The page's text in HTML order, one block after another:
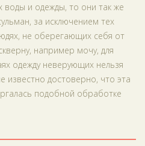
воды и одежды, то они так же
за исключением тех
не оберегающих себя от
например мочу, для
одежду неверующих нельзя
известно достоверно, что эта
подобной обработке